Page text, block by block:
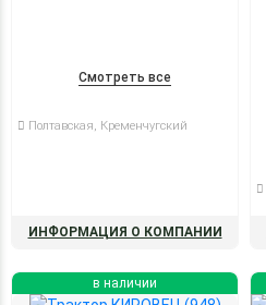
Смотреть все
Полтавская, Кременчугский
ИНФОРМАЦИЯ О КОМПАНИИ
в наличии